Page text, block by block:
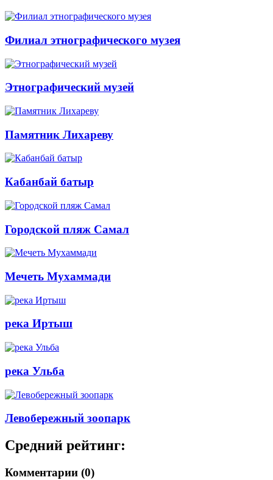
Филиал этнографического музея
Этнографический музей
Памятник Лихареву
Кабанбай батыр
Городской пляж Самал
Мечеть Мухаммади
река Иртыш
река Ульба
Левобережный зоопарк
Средний рейтинг:
Комментарии (0)